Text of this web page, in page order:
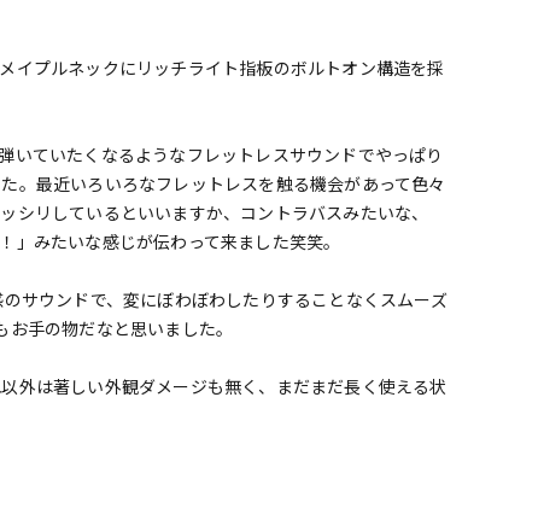
イプルネックにリッチライト指板のボルトオン構造を採
いていたくなるようなフレットレスサウンドでやっぱり
。最近いろいろなフレットレスを触る機会があって色々
リしているといいますか、コントラバスみたいな、
」みたいな感じが伝わって来ました笑笑。
サウンドで、変にぼわぼわしたりすることなくスムーズ
手の物だなと思いました。
外は著しい外観ダメージも無く、まだまだ長く使える状